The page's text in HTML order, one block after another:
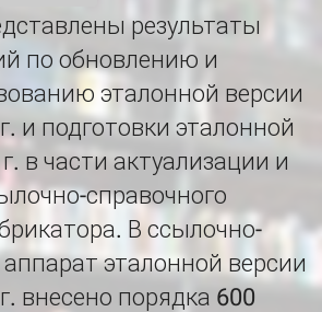
результаты
по обновлению и
эталонной версии
и подготовки эталонной
в части актуализации и
справочного
В ссылочно-
эталонной версии
внесено порядка 600